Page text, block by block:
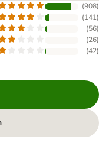
(908)
(141)
(56)
(26)
(42)